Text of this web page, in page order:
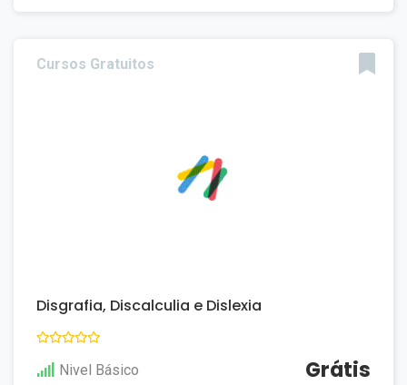
Cursos Gratuitos
Disgrafia, Discalculia e Dislexia
Nivel Básico Grátis